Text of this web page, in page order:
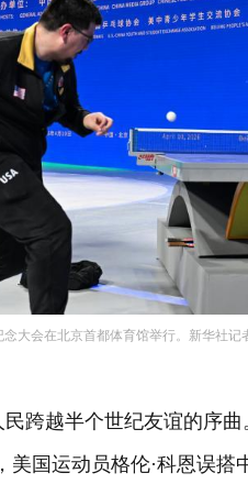
大会在北京首都体育馆举行。新华社记
跨越半个世纪友谊的序曲
美国运动员格伦·科恩误